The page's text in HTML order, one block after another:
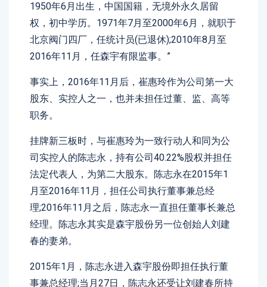
1950年6月出生，中国国籍，无境外永久居留
权，初中学历。1971年7月至2000年6月，就职于
北京阀门四厂，任统计员(已退休);2010年8月至
2016年11月，任森宇有限监事。”
事实上，2016年11月后，崔惠玲作为公司第一大
股东、实控人之一，也并未担任过董、监、高等
职务。
挂牌新三板时，与崔惠玲为一致行动人和同为公
司实控人的陈志永，持有公司40.22%股权并担任
法定代表人，为第二大股东。陈志永在2015年1
月至2016年11月，担任公司执行董事兼总经
理;2016年11月之后，陈志永一直担任董事长兼总
经理。陈志永其实是森宇股份另一位创始人刘建
春的妻弟。
2015年1月，陈志永进入森宇股份即担任执行董
事兼总经理;当月27日，陈志永还受让刘建春所持